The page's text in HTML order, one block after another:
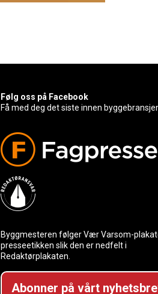
Følg oss på Facebook
Få med deg det siste innen
Byggmesteren følger Vær Varsom-
presseetikken slik den er nedfelt i
Redaktørplakaten.
Abonner på vårt